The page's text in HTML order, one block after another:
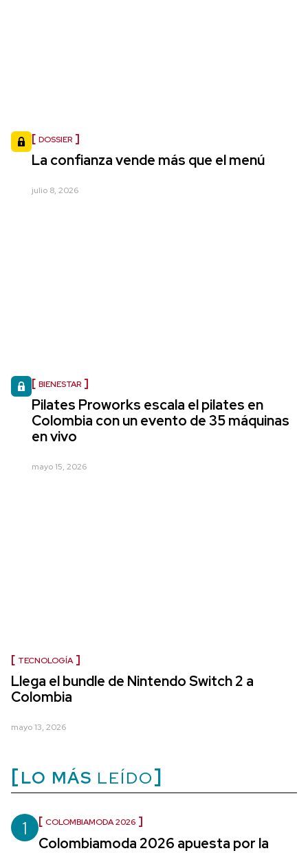
DOSSIER
La confianza vende más que el menú
julio 8, 2026
BIENESTAR
Pilates Proworks escala el pilates en
Colombia con un evento de 35 máquinas
en vivo
mayo 15, 2026
TECNOLOGÍA
Llega el bundle de Nintendo Switch 2 a
Colombia
mayo 13, 2026
LO MÁS LEÍDO
1 COLOMBIAMODA 2026
Colombiamoda 2026 apuesta por la